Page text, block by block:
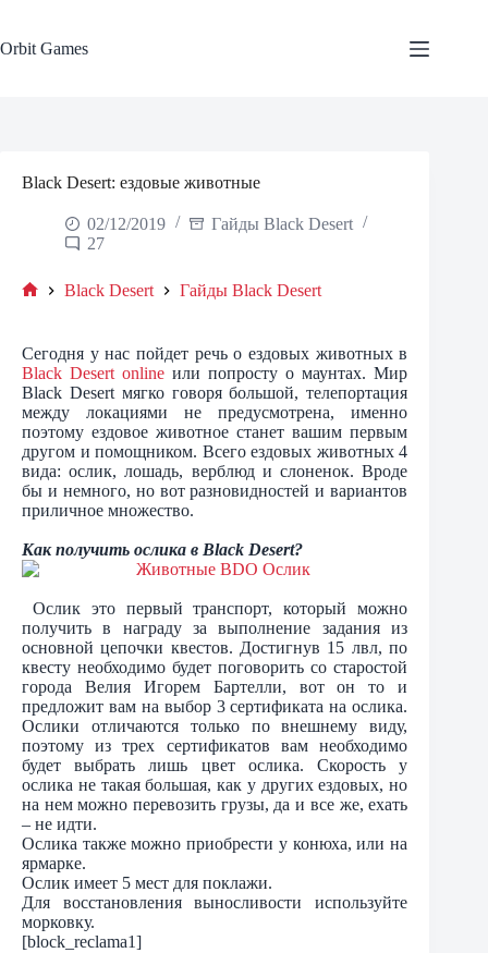
content
Orbit Games
Black Desert: ездовые животные
02/12/2019
Гайды Black Desert
27
Black Desert Гайды Black Desert
Сегодня у нас пойдет речь о ездовых животных в
Black Desert online или попросту о маунтах. Мир
Black Desert мягко говоря большой, телепортация
между локациями не предусмотрена, именно
поэтому ездовое животное станет вашим первым
другом и помощником. Всего ездовых животных 4
вида: ослик, лошадь, верблюд и слоненок. Вроде
бы и немного, но вот разновидностей и вариантов
приличное множество.
Как получить ослика в Black Desert?
Ослик это первый транспорт, который можно
получить в награду за выполнение задания из
основной цепочки квестов. Достигнув 15 лвл, по
квесту необходимо будет поговорить со старостой
города Велия Игорем Бартелли, вот он то и
предложит вам на выбор 3 сертификата на ослика.
Ослики отличаются только по внешнему виду,
поэтому из трех сертификатов вам необходимо
будет выбрать лишь цвет ослика. Скорость у
ослика не такая большая, как у других ездовых, но
на нем можно перевозить грузы, да и все же, ехать
– не идти.
Ослика также можно приобрести у конюха, или на
ярмарке.
Ослик имеет 5 мест для поклажи.
Для восстановления выносливости используйте
морковку.
[block_reclama1]